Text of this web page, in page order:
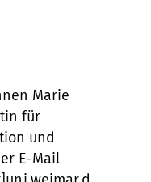
Marie
für
und
E-Mail